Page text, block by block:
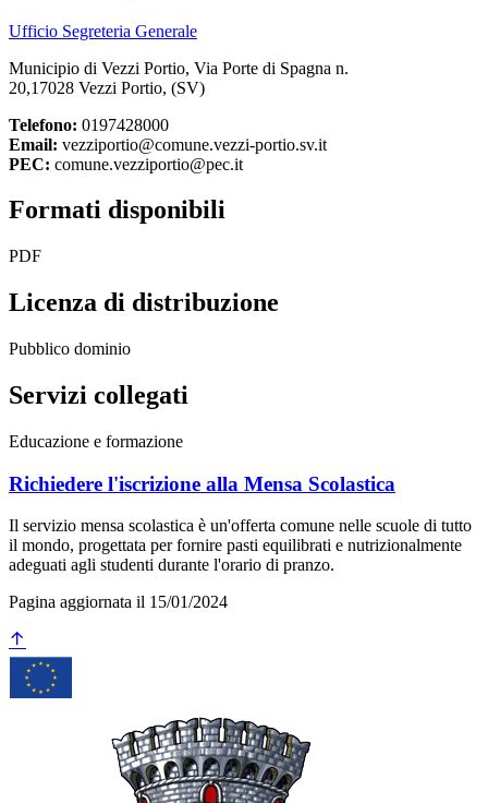
Ufficio Segreteria Generale
Municipio di Vezzi Portio, Via Porte di Spagna n.
20,17028 Vezzi Portio, (SV)
Telefono: 0197428000
Email: vezziportio@comune.vezzi-portio.sv.it
PEC: comune.vezziportio@pec.it
Formati disponibili
PDF
Licenza di distribuzione
Pubblico dominio
Servizi collegati
Educazione e formazione
Richiedere l'iscrizione alla Mensa Scolastica
Il servizio mensa scolastica è un'offerta comune nelle scuole di tutto
il mondo, progettata per fornire pasti equilibrati e nutrizionalmente
adeguati agli studenti durante l'orario di pranzo.
Pagina aggiornata il 15/01/2024